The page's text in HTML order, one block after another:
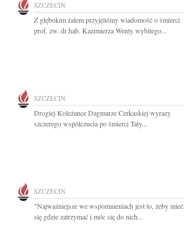
SZCZECIN
Z głębokim żalem przyjęliśmy wiadomość o śmierci
prof. zw. dr hab. Kazimierza Wenty wybitego...
SZCZECIN
Drogiej Koleżance Dagmarze Cerkaskiej wyrazy
szczerego współczucia po śmierci Taty...
SZCZECIN
"Najważniejsze we wspomnieniach jest to, żeby mieć
się gdzie zatrzymać i móc się do nich...